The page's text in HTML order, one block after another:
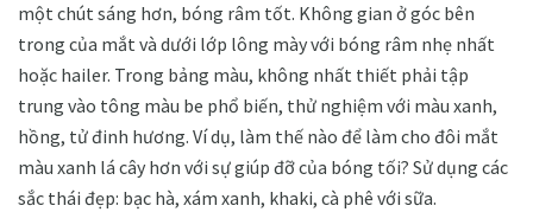
một chút sáng hơn, bóng râm tốt. Không gian ở góc bên
trong của mắt và dưới lớp lông mày với bóng râm nhẹ nhất
hoặc hailer. Trong bảng màu, không nhất thiết phải tập
trung vào tông màu be phổ biến, thử nghiệm với màu xanh,
hồng, tử đinh hương. Ví dụ, làm thế nào để làm cho đôi mắt
màu xanh lá cây hơn với sự giúp đỡ của bóng tối? Sử dụng các
sắc thái đẹp: bạc hà, xám xanh, khaki, cà phê với sữa.